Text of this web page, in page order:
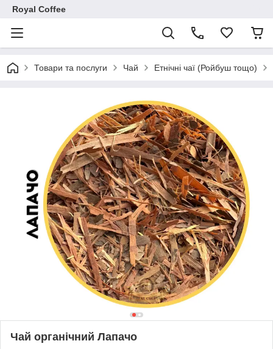
Royal Coffee
Товари та послуги Чай Етнічні чаї (Ройбуш тощо)
Чай органічний Лапачо